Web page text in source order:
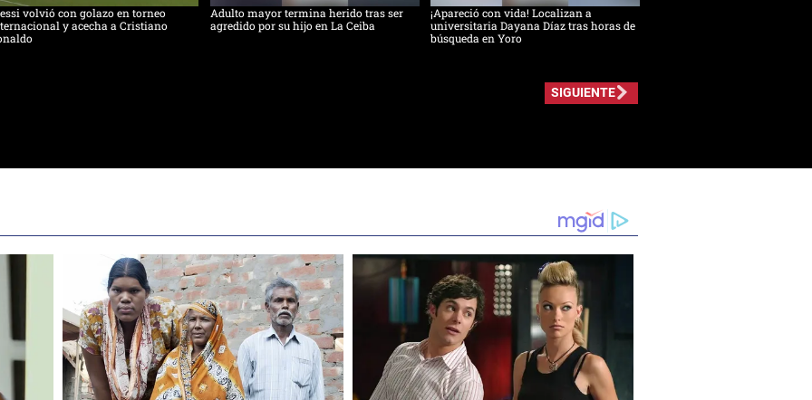
volvió con golazo en torneo
y acecha a Cristiano
Adulto mayor termina herido tras ser
agredido por su hijo en La Ceiba
¡Apareció con vida! Localizan a
universitaria Dayana Díaz tras horas de
búsqueda en Yoro
SIGUIENTE